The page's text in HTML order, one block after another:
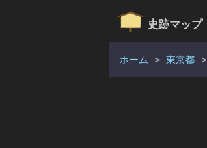
史跡マップ
ホーム > 東京都 >